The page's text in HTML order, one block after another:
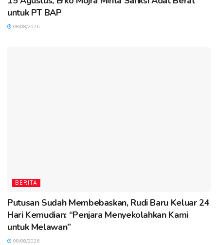
untuk PT BAP
08/08/2026
BERITA
Putusan Sudah Membebaskan, Rudi Baru Keluar 24
Hari Kemudian: “Penjara Menyekolahkan Kami
untuk Melawan”
08/08/2026